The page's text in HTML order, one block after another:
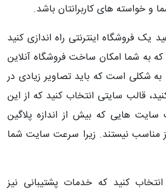
و خواسته های کاربرانتان باشد.
یک فروشگاه اینترنتی راه اندازی کنید
به شما امکان ساخت فروشگاه آنلاین
شکلی است که باید تصاویر زیادی در
قالب سایتی انتخاب کنید که از این
سایت هایی که بیش از اندازه پلاگین
مناسب نیستند. زیرا سرعت سایت شما
کنید که خدمات پشتیبانی نیز